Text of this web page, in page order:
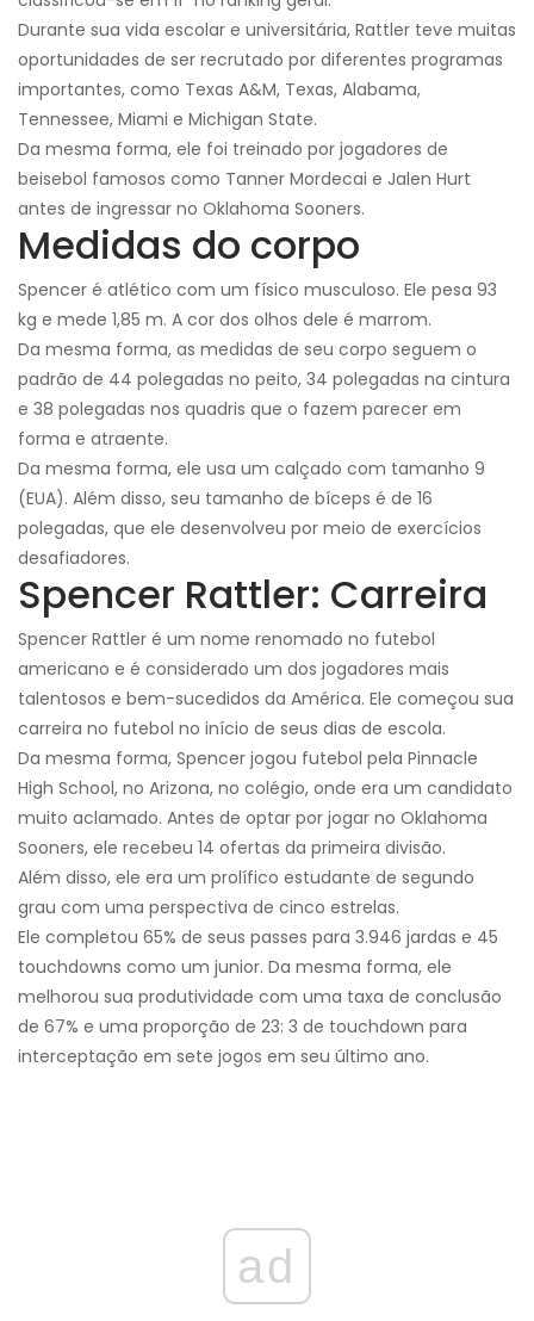
Durante sua vida escolar e universitária, Rattler teve muitas
oportunidades de ser recrutado por diferentes programas
importantes, como Texas A&M, Texas, Alabama,
Tennessee, Miami e Michigan State.
Da mesma forma, ele foi treinado por jogadores de
beisebol famosos como Tanner Mordecai e Jalen Hurt
antes de ingressar no Oklahoma Sooners.
Medidas do corpo
Spencer é atlético com um físico musculoso. Ele pesa 93
kg e mede 1,85 m. A cor dos olhos dele é marrom.
Da mesma forma, as medidas de seu corpo seguem o
padrão de 44 polegadas no peito, 34 polegadas na cintura
e 38 polegadas nos quadris que o fazem parecer em
forma e atraente.
Da mesma forma, ele usa um calçado com tamanho 9
(EUA). Além disso, seu tamanho de bíceps é de 16
polegadas, que ele desenvolveu por meio de exercícios
desafiadores.
Spencer Rattler: Carreira
Spencer Rattler é um nome renomado no futebol
americano e é considerado um dos jogadores mais
talentosos e bem-sucedidos da América. Ele começou sua
carreira no futebol no início de seus dias de escola.
Da mesma forma, Spencer jogou futebol pela Pinnacle
High School, no Arizona, no colégio, onde era um candidato
muito aclamado. Antes de optar por jogar no Oklahoma
Sooners, ele recebeu 14 ofertas da primeira divisão.
Além disso, ele era um prolífico estudante de segundo
grau com uma perspectiva de cinco estrelas.
Ele completou 65% de seus passes para 3.946 jardas e 45
touchdowns como um junior. Da mesma forma, ele
melhorou sua produtividade com uma taxa de conclusão
de 67% e uma proporção de 23: 3 de touchdown para
interceptação em sete jogos em seu último ano.
ad